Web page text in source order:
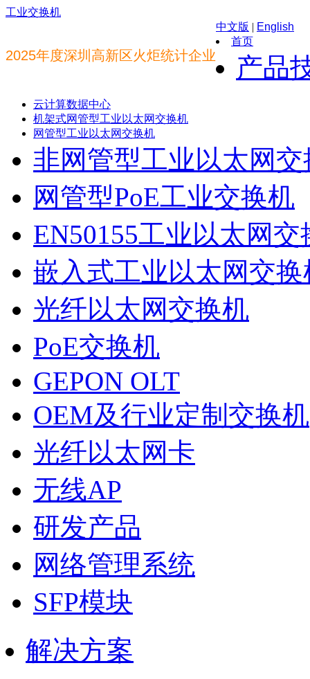
工业交换机
2025年度深圳高新区火炬统计企业
中文版 | English
首页
产品
云计算数据中心
机架式网管型工业以太网交换机
网管型工业以太网交换机
非网管型工业以太网交
网管型PoE工业交换机
EN50155工业以太网交
嵌入式工业以太网交换
光纤以太网交换机
PoE交换机
GEPON OLT
OEM及行业定制交换机
光纤以太网卡
无线AP
研发产品
网络管理系统
SFP模块
解决方案